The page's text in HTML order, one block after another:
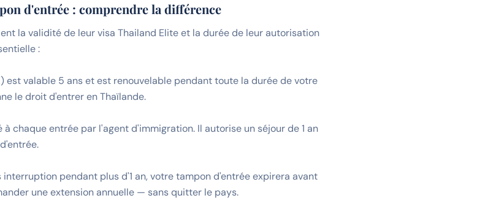
d'entrée : comprendre la différence
la validité de leur visa Thailand Elite et la durée de leur autorisation
:
est valable 5 ans et est renouvelable pendant toute la durée de votre
le droit d'entrer en Thaïlande.
à chaque entrée par l'agent d'immigration. Il autorise un séjour de 1 an
interruption pendant plus d'1 an, votre tampon d'entrée expirera avant
une extension annuelle — sans quitter le pays.